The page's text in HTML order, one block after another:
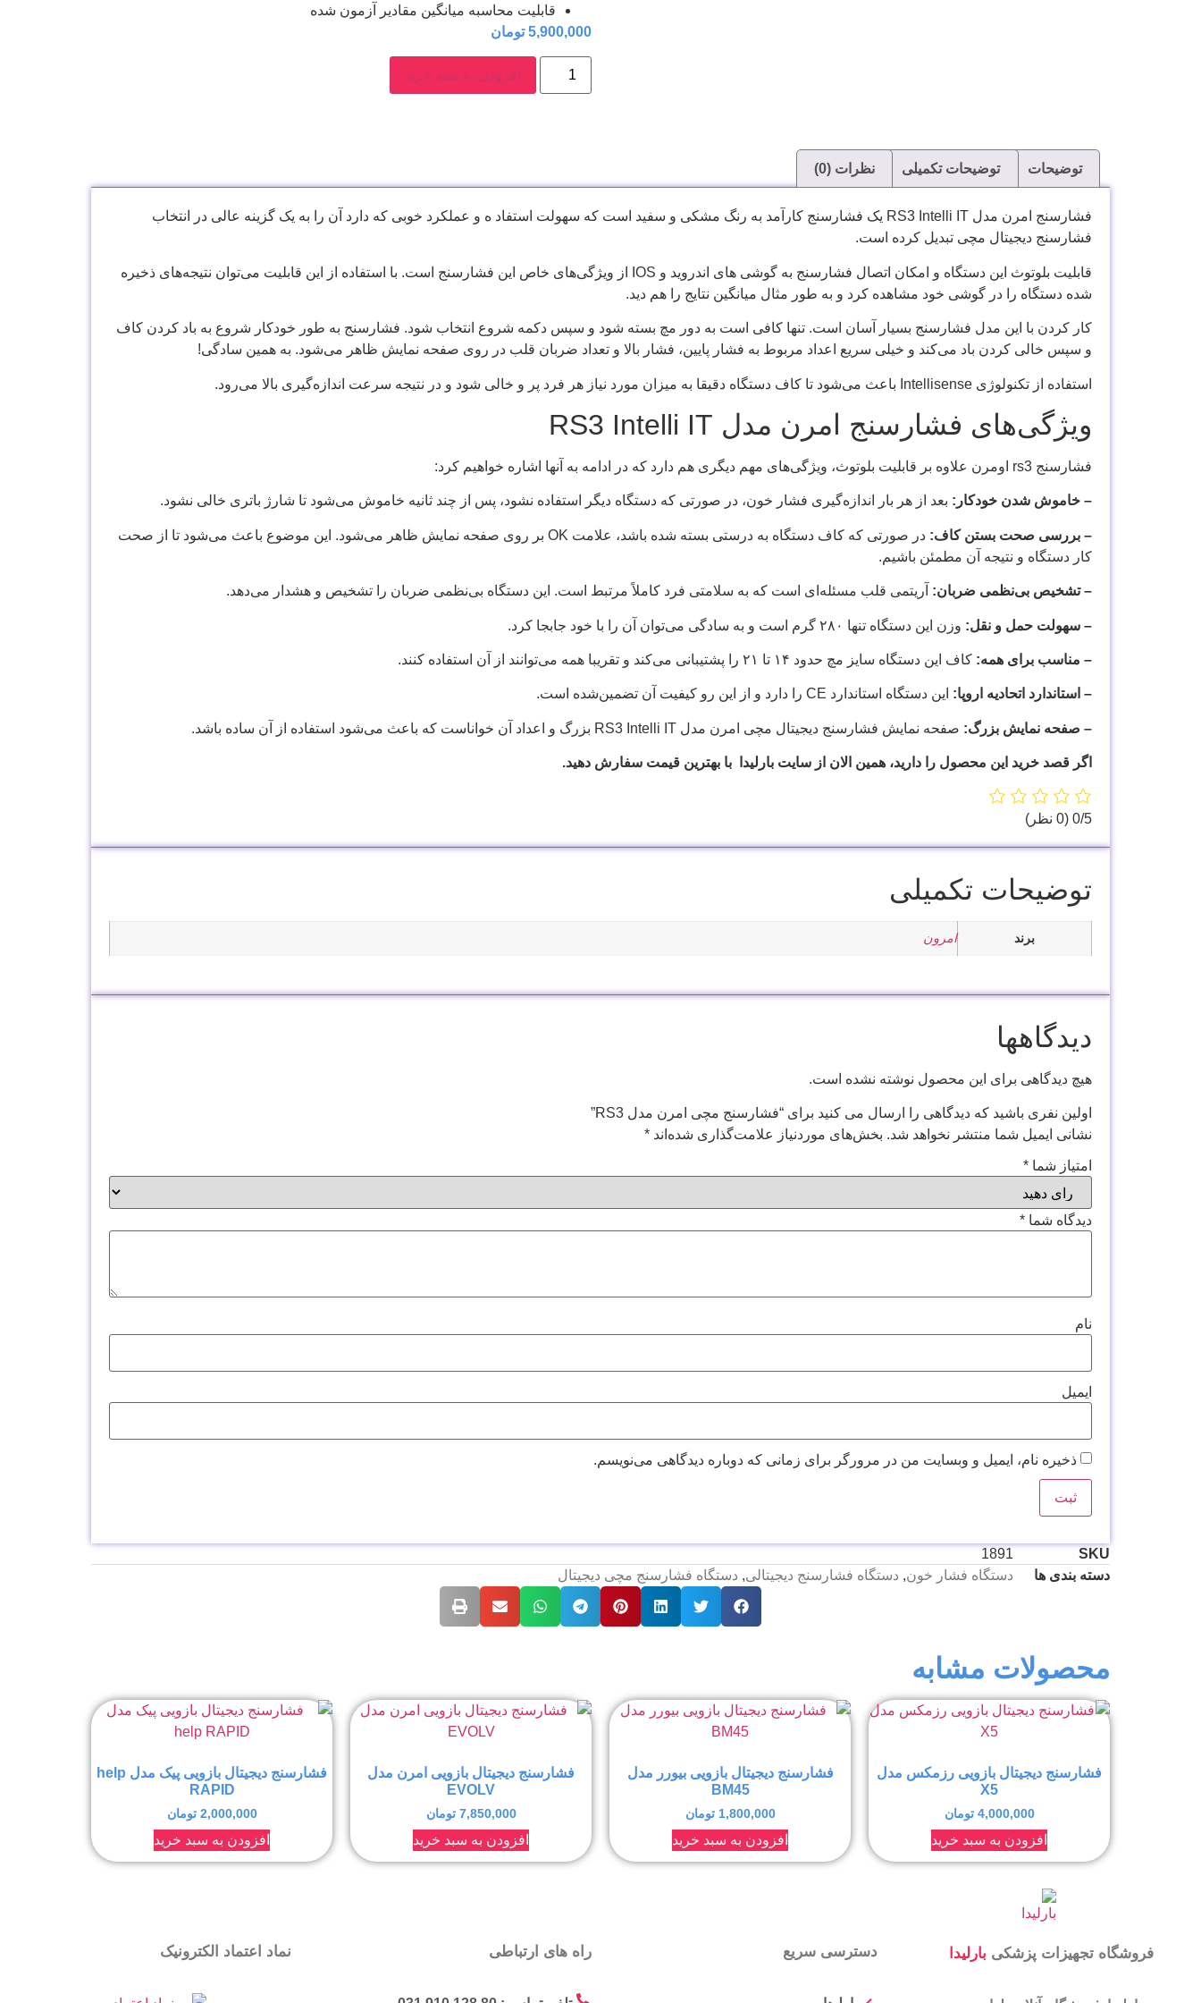
قابلیت محاسبه میانگین مقادیر آزمون شده
5,900,000 تومان
افزودن به سبد خرید
توضیحات توضیحات تکمیلی نظرات (0)
فشارسنج امرن مدل RS3 Intelli IT یک فشارسنج کارآمد به رنگ مشکی و سفید است که سهولت استفاد ه و عملکرد خوبی که دارد آن را به یک گزینه عالی در انتخاب
فشارسنج دیجیتال مچی تبدیل کرده است.
قابلیت بلوتوث این دستگاه و امکان اتصال فشارسنج به گوشی ‌های اندروید و IOS از ویژگی‌های خاص این فشارسنج است. با استفاده از این قابلیت می‌توان نتیجه‌های ذخیره
شده دستگاه را در گوشی خود مشاهده کرد و به طور مثال میانگین نتایج را هم دید.
کار کردن با این مدل فشارسنج بسیار آسان است. تنها کافی است به دور مچ بسته شود و سپس دکمه شروع انتخاب شود. فشارسنج به طور خودکار شروع به باد کردن کاف
و سپس خالی کردن باد می‌کند و خیلی سریع اعداد مربوط به فشار پایین، فشار بالا و تعداد ضربان قلب در روی صفحه نمایش ظاهر می‌شود. به همین سادگی!
استفاده از تکنولوژی Intellisense باعث می‌شود تا کاف دستگاه دقیقا به میزان مورد نیاز هر فرد پر و خالی شود و در نتیجه سرعت اندازه‌گیری بالا می‌رود.
ویژگی‌های فشارسنج امرن مدل RS3 Intelli IT
فشارسنج rs3 اومرن علاوه بر قابلیت بلوتوث، ویژگی‌های مهم دیگری هم دارد که در ادامه به آنها اشاره خواهیم کرد:
– خاموش شدن خودکار: بعد از هر بار اندازه‌گیری فشار خون، در صورتی که دستگاه دیگر استفاده نشود، پس از چند ثانیه خاموش می‌شود تا شارژ باتری‌ خالی نشود.
– بررسی صحت بستن کاف:
در صورتی که کاف دستگاه به درستی بسته شده باشد، علامت OK بر روی صفحه نمایش ظاهر می‌شود. این موضوع باعث می‌شود تا از صحت
کار دستگاه و نتیجه آن مطمئن باشیم.
– تشخیص بی‌نظمی ضربان: آریتمی قلب مسئله‌ای است که به سلامتی فرد کاملاً مرتبط است. این دستگاه بی‌نظمی ضربان را تشخیص و هشدار می‌دهد.
– سهولت حمل و نقل: وزن این دستگاه تنها ۲۸۰ گرم است و به سادگی می‌توان آن را با خود جابجا کرد.
– مناسب برای همه: کاف این دستگاه سایز مچ حدود ۱۴ تا ۲۱ را پشتیبانی می‌کند و تقریبا همه می‌توانند از آن استفاده کنند.
– استاندارد اتحادیه اروپا: این دستگاه استاندارد CE را دارد و از این رو کیفیت آن تضمین‌شده است.
– صفحه نمایش بزرگ: صفحه نمایش فشارسنج دیجیتال مچی امرن مدل RS3 Intelli IT بزرگ و اعداد آن خواناست که باعث می‌شود استفاده از آن ساده باشد.
اگر قصد خرید این محصول را دارید، همین الان از سایت بارلیدا با بهترین قیمت سفارش دهید.
‫0/5 ‫(0 نظر)
توضیحات تکمیلی
برند امرون
دیدگاهها
هیچ دیدگاهی برای این محصول نوشته نشده است.
اولین نفری باشید که دیدگاهی را ارسال می کنید برای “فشارسنج مچی امرن مدل RS3”
نشانی ایمیل شما منتشر نخواهد شد. بخش‌های موردنیاز علامت‌گذاری شده‌اند *
امتیاز شما *
دیدگاه شما *
نام
ایمیل
ذخیره نام، ایمیل و وبسایت من در مرورگر برای زمانی که دوباره دیدگاهی می‌نویسم.
SKU
1891
دسته بندی ها
دستگاه فشار خون, دستگاه فشارسنج دیجیتالی, دستگاه فشارسنج مچی دیجیتال
محصولات مشابه
فشارسنج دیجیتال بازویی رزمکس مدل
X5
4,000,000 تومان
افزودن به سبد خرید
فشارسنج دیجیتال بازویی بیورر مدل
BM45
1,800,000 تومان
افزودن به سبد خرید
فشارسنج دیجیتال بازویی امرن مدل
EVOLV
7,850,000 تومان
افزودن به سبد خرید
فشارسنج دیجیتال بازویی پیک مدل help
RAPID
2,000,000 تومان
افزودن به سبد خرید
فروشگاه تجهیزات پزشکی بارلیدا دسترسی سریع راه های ارتباطی نماد اعتماد الکترونیک